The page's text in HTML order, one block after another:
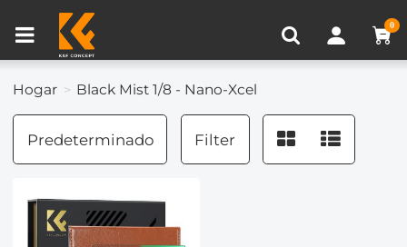
0
Hogar Black Mist 1/8 - Nano-Xcel
Predeterminado Filter